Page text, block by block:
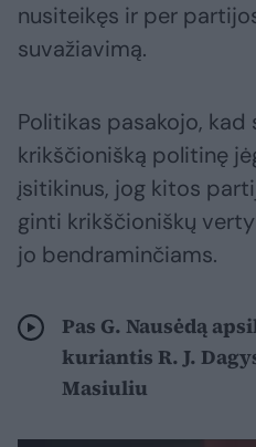
nusiteikęs ir per
suvažiavimą.
Politikas pasakojo, kad
krikščionišką politinę
įsitikinus, jog kitos
ginti krikščioniškų
jo bendraminčiams.
Pas G. Nausėdą
kuriantis R. J.
Masiuliu